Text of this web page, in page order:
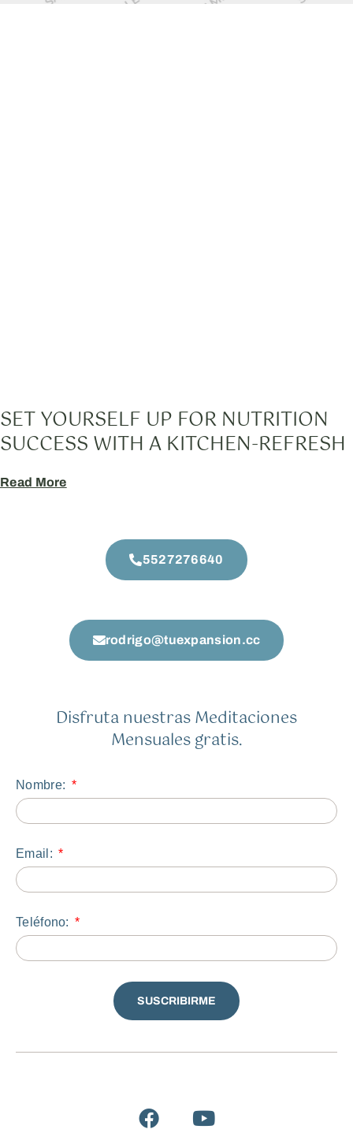
SET YOURSELF UP FOR NUTRITION
SUCCESS WITH A KITCHEN-REFRESH
Read More
5527276640
rodrigo@tuexpansion.cc
Disfruta nuestras Meditaciones
Mensuales gratis.
Nombre:
Email:
Teléfono:
SUSCRIBIRME